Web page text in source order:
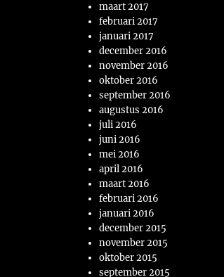
maart 2017
februari 2017
januari 2017
december 2016
november 2016
oktober 2016
september 2016
augustus 2016
juli 2016
juni 2016
mei 2016
april 2016
maart 2016
februari 2016
januari 2016
december 2015
november 2015
oktober 2015
september 2015